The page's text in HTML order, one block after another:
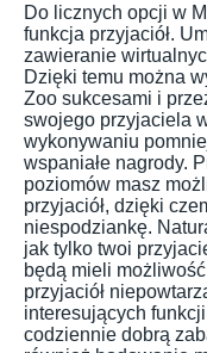
Do licznych opcji w
funkcja przyjaciół.
zawieranie
Dzięki temu można
Zoo sukcesami i
swojego przyjaciela
wykonywaniu
wspaniałe nagrody.
poziomów masz
przyjaciół, dzięki
niespodziankę.
jak tylko twoi
będą mieli
przyjaciół
interesujących
codziennie dobrą